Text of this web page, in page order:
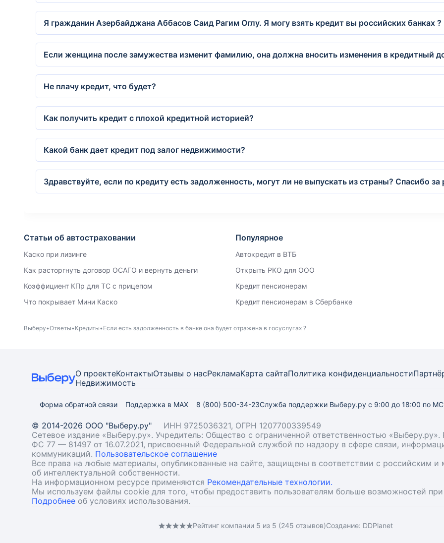
Я гражданин Азербайджана Аббасов Саид Рагим Оглу. Я могу взять кредит вы российских банках ?
Если женщина после замужества изменит фамилию, она должна вносить изменения в кредитный
Не плачу кредит, что будет?
Как получить кредит с плохой кредитной историей?
Какой банк дает кредит под залог недвижимости?
Здравствуйте, если по кредиту есть задолженность, могут ли не выпускать из страны? Спасибо за
Статьи об автостраховании
Каско при лизинге
Как расторгнуть договор ОСАГО и вернуть деньги
Коэффициент КПр для ТС с прицепом
Что покрывает Мини Каско
Популярное
Автокредит в ВТБ
Открыть РКО для ООО
Кредит пенсионерам
Кредит пенсионерам в Сбербанке
Выберу Ответы Кредиты Если есть задолженность в банке она будет отражена в госуслугах ?
О проектеКонтактыОтзывы о насРекламаКарта сайтаПолитика конфиденциальности
Недвижимость
Форма обратной связи Поддержка в MAX 8 (800) 500-34-23Служба поддержки Выберу.ру с 9:00 до 18:00 по
© 2014-2026 ООО "Выберу.ру"
ИНН 9725036321, ОГРН 1207700339549
Сетевое издание «Выберу.ру». Учредитель: Общество с ограниченной ответственностью
ФС 77 — 81497 от 16.07.2021, присвоенный Федеральной службой по надзору в сфере связи,
коммуникаций. Пользовательское соглашение
Все права на любые материалы, опубликованные на сайте, защищены в соответствии с российским
об интеллектуальной собственности.
На информационном ресурсе применяются Рекомендательные технологии.
Мы используем файлы cookie для того, чтобы предоставить пользователям больше возможностей
Подробнее об условиях использования.
Рейтинг компании 5 из 5 (245 отзывов)Создание: DDPlanet